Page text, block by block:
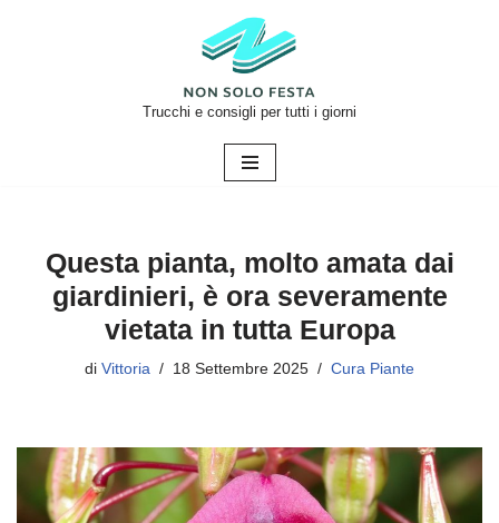
Trucchi e consigli per tutti i giorni
Questa pianta, molto amata dai
giardinieri, è ora severamente
vietata in tutta Europa
di Vittoria 18 Settembre 2025 Cura Piante